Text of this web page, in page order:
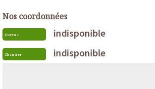
Nos coordonnées
Bureau indisponible
Chantier indisponible